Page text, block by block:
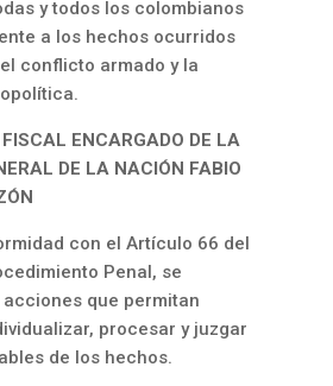
y todos los colombianos
a los hechos ocurridos
conflicto armado y la
ENCARGADO DE LA
DE LA NACIÓN FABIO
con el Artículo 66 del
Penal, se
que permitan
procesar y juzgar
de los hechos.